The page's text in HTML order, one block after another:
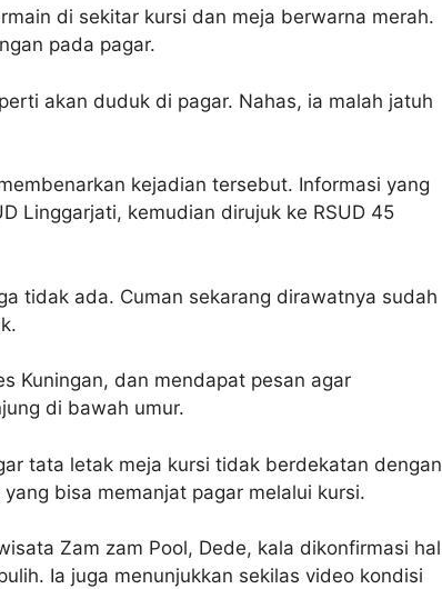
di sekitar kursi dan meja berwarna merah.
pada pagar.
akan duduk di pagar. Nahas, ia malah jatuh
kejadian tersebut. Informasi yang
Linggarjati, kemudian dirujuk ke RSUD 45
tidak ada. Cuman sekarang dirawatnya sudah
Kuningan, dan mendapat pesan agar
di bawah umur.
tata letak meja kursi tidak berdekatan dengan
bisa memanjat pagar melalui kursi.
Zam zam Pool, Dede, kala dikonfirmasi hal
Ia juga menunjukkan sekilas video kondisi